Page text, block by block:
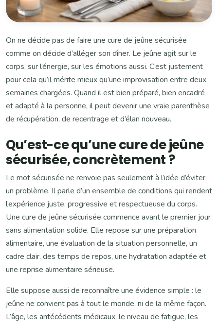
On ne décide pas de faire une cure de jeûne sécurisée
comme on décide d’alléger son dîner. Le jeûne agit sur le
corps, sur l’énergie, sur les émotions aussi. C’est justement
pour cela qu’il mérite mieux qu’une improvisation entre deux
semaines chargées. Quand il est bien préparé, bien encadré
et adapté à la personne, il peut devenir une vraie parenthèse
de récupération, de recentrage et d’élan nouveau.
Qu’est-ce qu’une cure de jeûne
sécurisée, concrètement ?
Le mot sécurisée ne renvoie pas seulement à l’idée d’éviter
un problème. Il parle d’un ensemble de conditions qui rendent
l’expérience juste, progressive et respectueuse du corps.
Une cure de jeûne sécurisée commence avant le premier jour
sans alimentation solide. Elle repose sur une préparation
alimentaire, une évaluation de la situation personnelle, un
cadre clair, des temps de repos, une hydratation adaptée et
une reprise alimentaire sérieuse.
Elle suppose aussi de reconnaître une évidence simple : le
jeûne ne convient pas à tout le monde, ni de la même façon.
L’âge, les antécédents médicaux, le niveau de fatigue, les